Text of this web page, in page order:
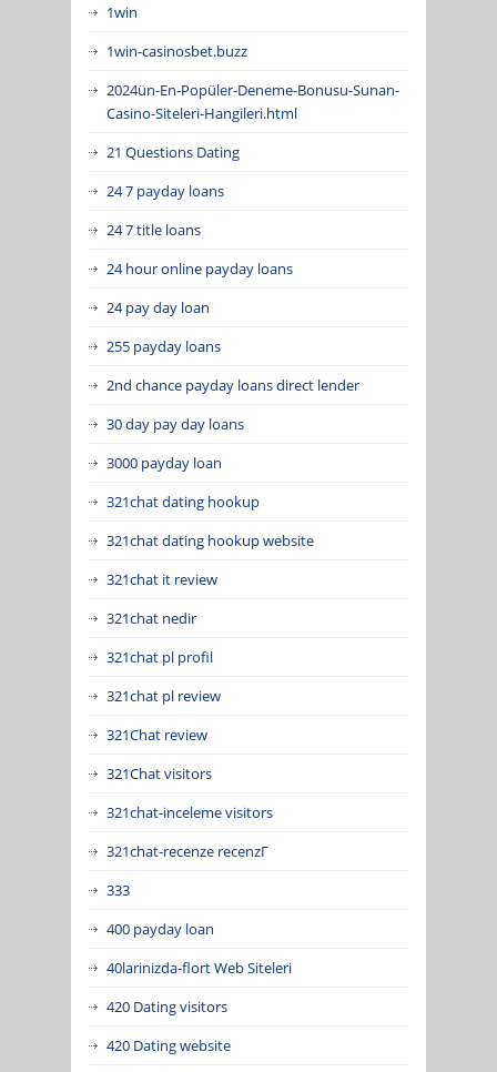
1win
1win-casinosbet.buzz
2024ün-En-Popüler-Deneme-Bonusu-Sunan-
Casino-Siteleri-Hangileri.html
21 Questions Dating
24 7 payday loans
24 7 title loans
24 hour online payday loans
24 pay day loan
255 payday loans
2nd chance payday loans direct lender
30 day pay day loans
3000 payday loan
321chat dating hookup
321chat dating hookup website
321chat it review
321chat nedir
321chat pl profil
321chat pl review
321Chat review
321Chat visitors
321chat-inceleme visitors
321chat-recenze recenzГ­
333
400 payday loan
40larinizda-flort Web Siteleri
420 Dating visitors
420 Dating website